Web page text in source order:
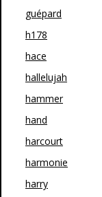
guépard
h178
hace
hallelujah
hammer
hand
harcourt
harmonie
harry